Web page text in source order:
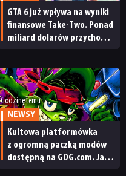
GTA 6 już wpływa na wyniki
finansowe Take-Two. Ponad
miliard dolarów przychodu
Godzinę temu
NEWSY
Kultowa platformówka
z ogromną paczką modów
dostępną na GOG.com. Jazz